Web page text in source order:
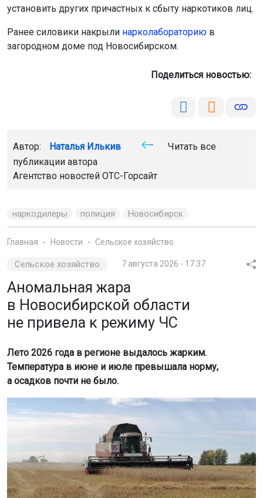
установить других причастных к сбыту наркотиков лиц.
Ранее силовики накрыли нарколабораторию в
загородном доме под Новосибирском.
Поделиться новостью:
Автор: Наталья Илькив
Читать все
публикации автора
Агентство новостей ОТС-Горсайт
наркодилеры полиция Новосибирск
Главная Новости Сельское хозяйство
Сельское хозяйство 7 августа 2026 - 17:37
Аномальная жара
в Новосибирской области
не привела к режиму ЧС
Лето 2026 года в регионе выдалось жарким.
Температура в июне и июле превышала норму,
а осадков почти не было.